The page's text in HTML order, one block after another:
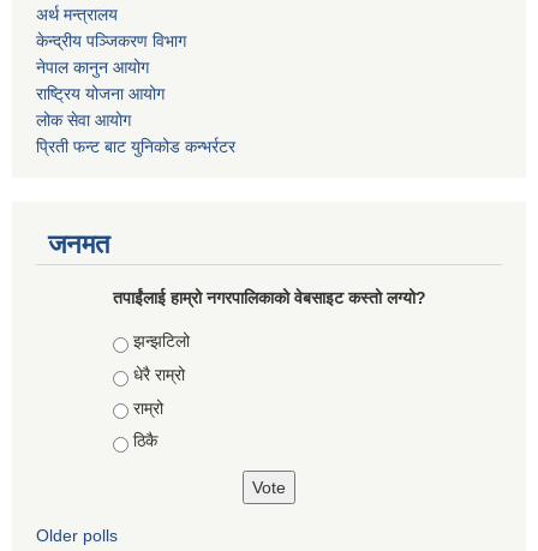
अर्थ मन्त्रालय
केन्द्रीय पञ्जिकरण विभाग
नेपाल कानुन आयोग
राष्ट्रिय योजना आयोग
लोक सेवा आयोग
प्रिती फन्ट बाट युनिकोड कन्भर्रटर
जनमत
तपाईंलाई हाम्रो नगरपालिकाको वेबसाइट कस्तो लग्यो?
Choices
झन्झटिलो
धेरै राम्रो
राम्रो
ठिकै
Older polls